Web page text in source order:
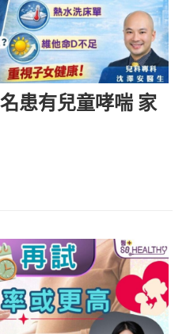
患有兒童哮喘 家